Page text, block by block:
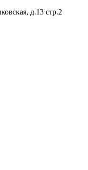
д.13 стр.2